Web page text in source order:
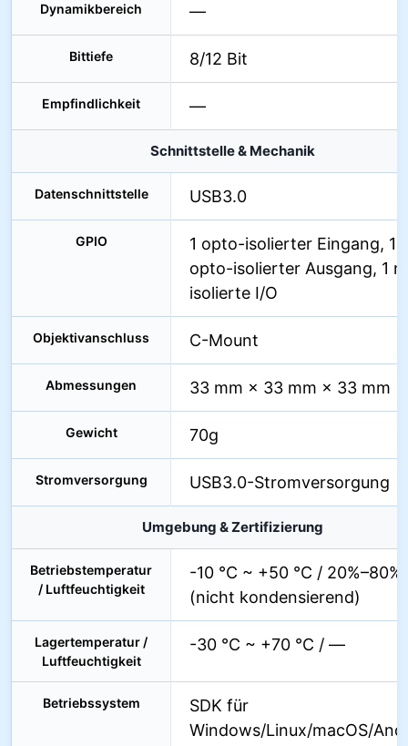
Dynamikbereich —
Bittiefe 8/12 Bit
Empfindlichkeit —
Schnittstelle & Mechanik
Datenschnittstelle USB3.0
GPIO
1 opto-isolierter Eingang, 1
opto-isolierter Ausgang, 1
isolierte I/O
Objektivanschluss C-Mount
Abmessungen 33 mm × 33 mm × 33 mm
Gewicht 70g
Stromversorgung USB3.0-Stromversorgung
Umgebung & Zertifizierung
Betriebstemperatur
/ Luftfeuchtigkeit
-10 °C ~ +50 °C / 20%–80%
(nicht kondensierend)
Lagertemperatur /
Luftfeuchtigkeit
-30 °C ~ +70 °C / —
Betriebssystem
SDK für
Windows/Linux/macOS/